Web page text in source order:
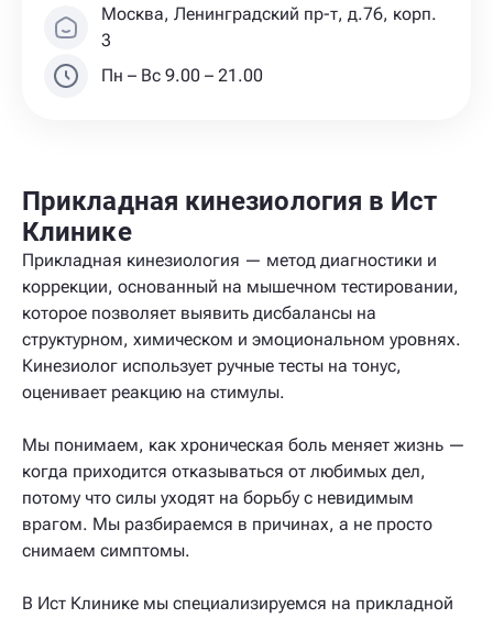
Москва, Ленинградский пр-т, д.76, корп.
3
Пн – Вс 9.00 – 21.00
Прикладная кинезиология в Ист
Клинике
Прикладная кинезиология — метод диагностики и
коррекции, основанный на мышечном тестировании,
которое позволяет выявить дисбалансы на
структурном, химическом и эмоциональном уровнях.
Кинезиолог использует ручные тесты на тонус,
оценивает реакцию на стимулы.
Мы понимаем, как хроническая боль меняет жизнь —
когда приходится отказываться от любимых дел,
потому что силы уходят на борьбу с невидимым
врагом. Мы разбираемся в причинах, а не просто
снимаем симптомы.
В Ист Клинике мы специализируемся на прикладной